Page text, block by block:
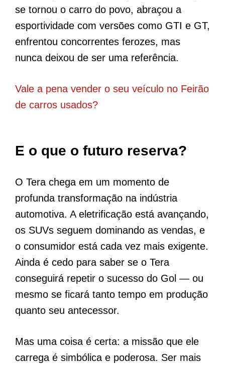
se tornou o carro do povo, abraçou a
esportividade com versões como GTI e GT,
enfrentou concorrentes ferozes, mas
nunca deixou de ser uma referência.
Vale a pena vender o seu veículo no Feirão
de carros usados?
E o que o futuro reserva?
O Tera chega em um momento de
profunda transformação na indústria
automotiva. A eletrificação está avançando,
os SUVs seguem dominando as vendas, e
o consumidor está cada vez mais exigente.
Ainda é cedo para saber se o Tera
conseguirá repetir o sucesso do Gol — ou
mesmo se ficará tanto tempo em produção
quanto seu antecessor.
Mas uma coisa é certa: a missão que ele
carrega é simbólica e poderosa. Ser mais